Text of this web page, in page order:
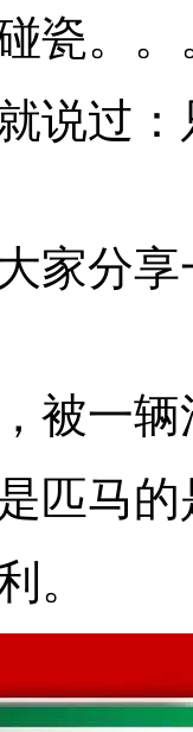
瓷。。
过：
分享
一辆
马的